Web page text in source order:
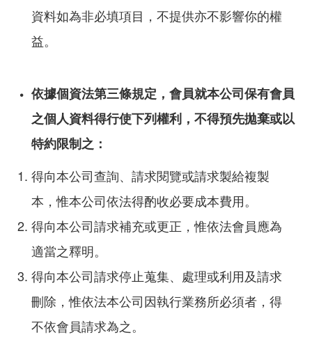
資料如為非必填項目，不提供亦不影響你的權
益。
依據個資法第三條規定，會員就本公司保有會員
之個人資料得行使下列權利，不得預先拋棄或以
特約限制之：
得向本公司查詢、請求閱覽或請求製給複製
本，惟本公司依法得酌收必要成本費用。
得向本公司請求補充或更正，惟依法會員應為
適當之釋明。
得向本公司請求停止蒐集、處理或利用及請求
刪除，惟依法本公司因執行業務所必須者，得
不依會員請求為之。